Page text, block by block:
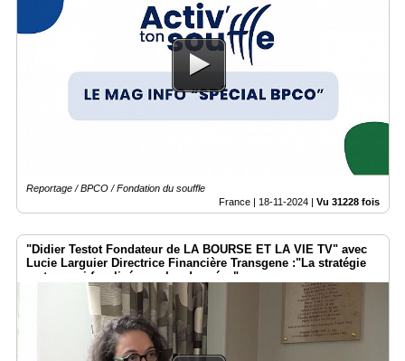
Reportage / BPCO / Fondation du souffle
France | 18-11-2024 | Vu 31228 fois
"Didier Testot Fondateur de LA BOURSE ET LA VIE TV" avec
Lucie Larguier Directrice Financière Transgene :"La stratégie
reste aussi focalisée sur les données".